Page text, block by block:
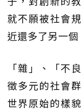
就不願被社會
近還多了另一個
「雜」、「不
徵多元的社會
世界原始的樣